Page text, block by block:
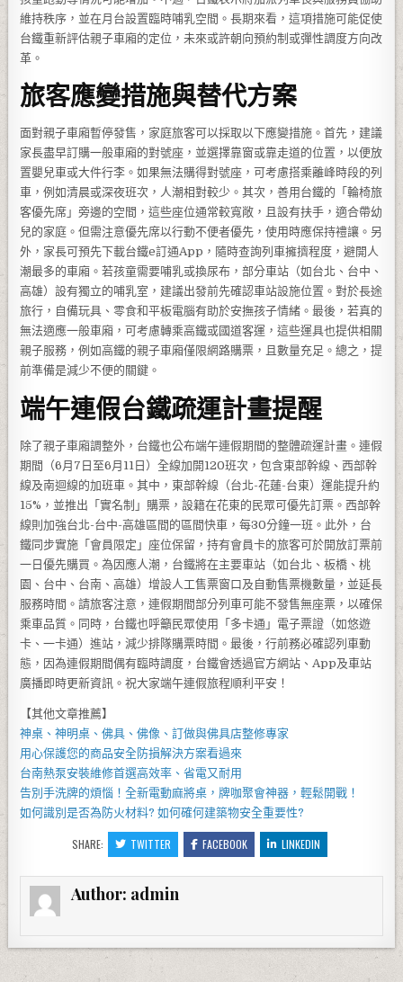
維持秩序，並在月台設置臨時哺乳空間。長期來看，這項措施可能促使
台鐵重新評估親子車廂的定位，未來或許朝向預約制或彈性調度方向改
革。
旅客應變措施與替代方案
面對親子車廂暫停發售，家庭旅客可以採取以下應變措施。首先，建議
家長盡早訂購一般車廂的對號座，並選擇靠窗或靠走道的位置，以便放
置嬰兒車或大件行李。如果無法購得對號座，可考慮搭乘離峰時段的列
車，例如清晨或深夜班次，人潮相對較少。其次，善用台鐵的「輪椅旅
客優先席」旁邊的空間，這些座位通常較寬敞，且設有扶手，適合帶幼
兒的家庭。但需注意優先席以行動不便者優先，使用時應保持禮讓。另
外，家長可預先下載台鐵e訂通App，隨時查詢列車擁擠程度，避開人
潮最多的車廂。若孩童需要哺乳或換尿布，部分車站（如台北、台中、
高雄）設有獨立的哺乳室，建議出發前先確認車站設施位置。對於長途
旅行，自備玩具、零食和平板電腦有助於安撫孩子情緒。最後，若真的
無法適應一般車廂，可考慮轉乘高鐵或國道客運，這些運具也提供相關
親子服務，例如高鐵的親子車廂僅限網路購票，且數量充足。總之，提
前準備是減少不便的關鍵。
端午連假台鐵疏運計畫提醒
除了親子車廂調整外，台鐵也公布端午連假期間的整體疏運計畫。連假
期間（6月7日至6月11日）全線加開120班次，包含東部幹線、西部幹
線及南迴線的加班車。其中，東部幹線（台北-花蓮-台東）運能提升約
15%，並推出「實名制」購票，設籍在花東的民眾可優先訂票。西部幹
線則加強台北-台中-高雄區間的區間快車，每30分鐘一班。此外，台
鐵同步實施「會員限定」座位保留，持有會員卡的旅客可於開放訂票前
一日優先購買。為因應人潮，台鐵將在主要車站（如台北、板橋、桃
園、台中、台南、高雄）增設人工售票窗口及自動售票機數量，並延長
服務時間。請旅客注意，連假期間部分列車可能不發售無座票，以確保
乘車品質。同時，台鐵也呼籲民眾使用「多卡通」電子票證（如悠遊
卡、一卡通）進站，減少排隊購票時間。最後，行前務必確認列車動
態，因為連假期間偶有臨時調度，台鐵會透過官方網站、App及車站
廣播即時更新資訊。祝大家端午連假旅程順利平安！
【其他文章推薦】
神桌、神明桌 、佛具 、佛像、訂做與佛具店整修專家
用心保護您的商品安全防損解決方案看過來
台南熱泵安裝維修首選高效率、省電又耐用
告別手洗牌的煩惱！全新電動麻將桌 ，牌咖聚會神器，輕鬆開戰！
如何識別是否為 防火材料? 如何確何建築物安全重要性?
SHARE: TWITTER FACEBOOK LINKEDIN
Author: admin